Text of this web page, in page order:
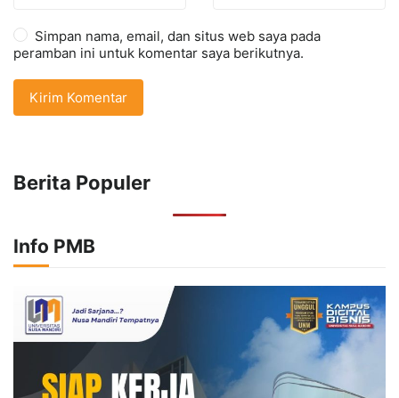
Simpan nama, email, dan situs web saya pada
peramban ini untuk komentar saya berikutnya.
Berita Populer
Info PMB